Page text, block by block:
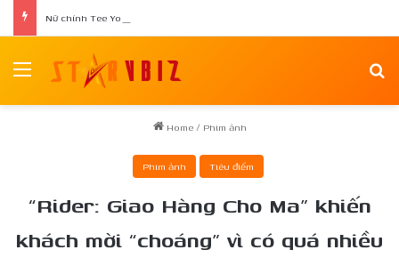
Menu
Home / Phim ảnh
Phim ảnh Tiêu điểm
“Rider: Giao Hàng Cho Ma” khiến
khách mời “choáng” vì có quá nhiều